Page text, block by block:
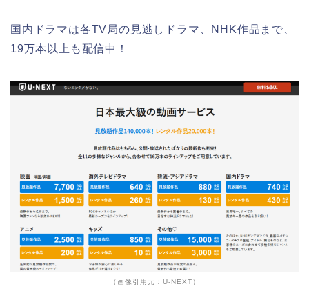
国内ドラマは各TV局の見逃しドラマ、NHK作品まで、
19万本以上も配信中！
（画像引用元：U-NEXT）